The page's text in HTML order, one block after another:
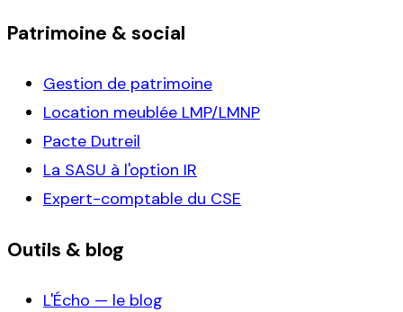
Patrimoine & social
Gestion de patrimoine
Location meublée LMP/LMNP
Pacte Dutreil
La SASU à l'option IR
Expert-comptable du CSE
Outils & blog
L'Écho — le blog